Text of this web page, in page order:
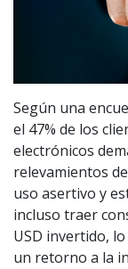
Según una
el 47% de los
electrónicos
relevamientos
uso asertivo y
incluso traer
USD invertido,
un retorno a la